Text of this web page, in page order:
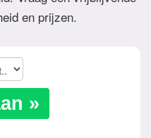
en prijzen.
»